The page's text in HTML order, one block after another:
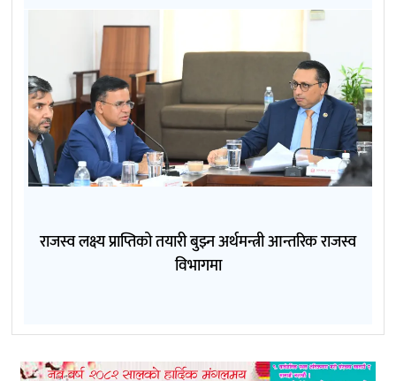
राजस्व लक्ष्य प्राप्तिको तयारी बुझ्न अर्थमन्त्री आन्तरिक राजस्व
विभागमा